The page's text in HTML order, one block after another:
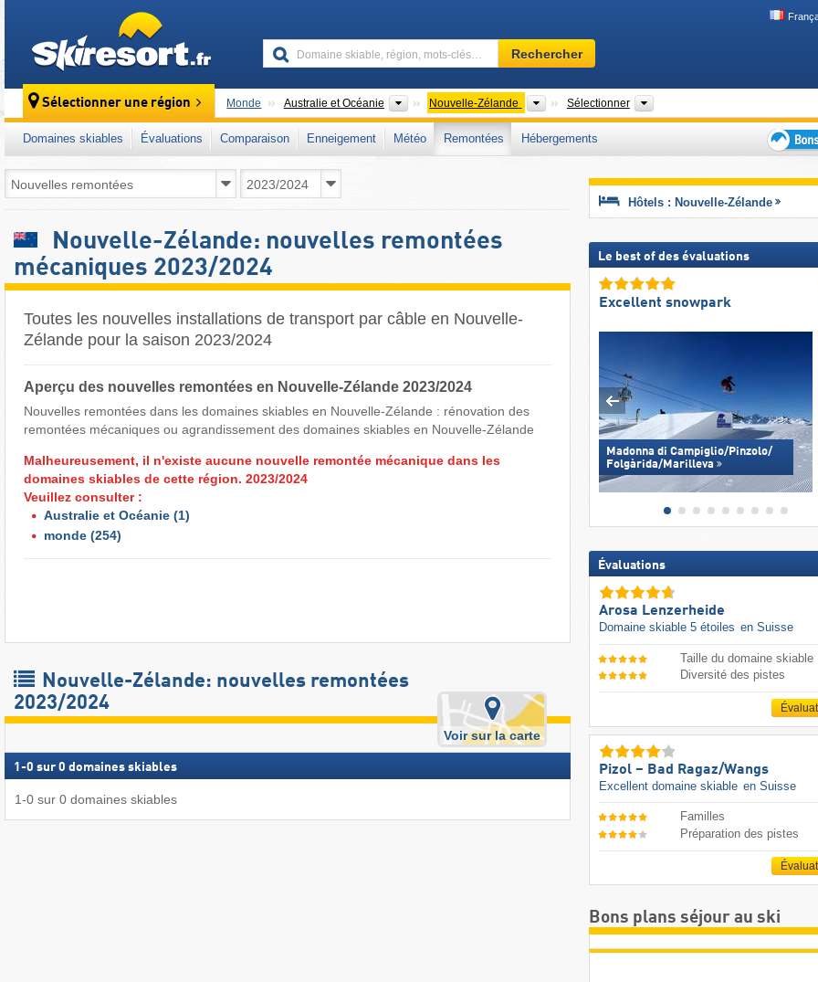
Domaine
skiable,
mots-
clés…
Rechercher
Sélectionner une région Monde Australie et Océanie Continents
Nouvelle-Zélande PaysSélectionner Régions, Chaînes de
Domaines skiables Évaluations Comparaison Enneigement Météo Remontées
Hébergements
plans
séjour
Nouvelle-Zélande: nouvelles remontées
mécaniques 2023/2024
Toutes les nouvelles installations de transport par câble en Nouvelle-
Zélande pour la saison 2023/2024
Aperçu des nouvelles remontées en Nouvelle-Zélande 2023/2024
Nouvelles remontées dans les domaines skiables en Nouvelle-Zélande : rénovation des
remontées mécaniques ou agrandissement des domaines skiables en Nouvelle-Zélande
Malheureusement, il n'existe aucune nouvelle remontée mécanique dans les
domaines skiables de cette région. 2023/2024
Veuillez consulter :
Australie et Océanie (1)
monde (254)
Nouvelle-Zélande: nouvelles remontées
2023/2024
Voir sur la carte
1 -0 sur0 domaines skiables
1-0 sur 0 domaines skiables
Hôtels : Nouvelle-Zélande
Le best of des évaluations
Excellent snowpark
Madonna di Campiglio/​Pinzolo/​
Folgàrida/​Marilleva
Évaluations
Arosa Lenzerheide
Domaine skiable 5 étoiles en Suisse
Taille du domaine skiable
Diversité des pistes
Pizol – Bad Ragaz/​Wangs
Excellent domaine skiable en Suisse
Familles
Préparation des pistes
Bons plans séjour au ski